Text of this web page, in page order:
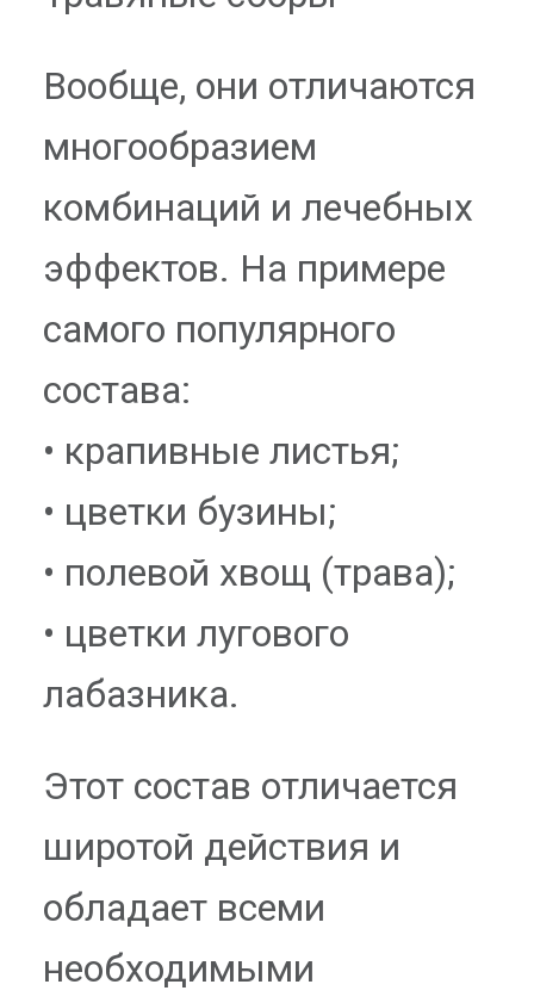
Вообще, они отличаются
многообразием
комбинаций и лечебных
эффектов. На примере
самого популярного
состава:
• крапивные листья;
• цветки бузины;
• полевой хвощ (трава);
• цветки лугового
лабазника.
Этот состав отличается
широтой действия и
обладает всеми
необходимыми